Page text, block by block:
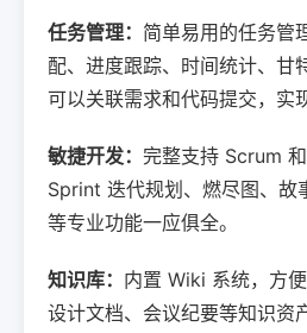
任务管理： 简单易用的任务管
配、进度跟踪、时间统计、甘
可以关联需求和代码提交，实
敏捷开发： 完整支持 Scrum
Sprint 迭代规划、燃尽图、故
等专业功能一应俱全。
知识库： 内置 Wiki 系统，方
设计文档、会议纪要等知识